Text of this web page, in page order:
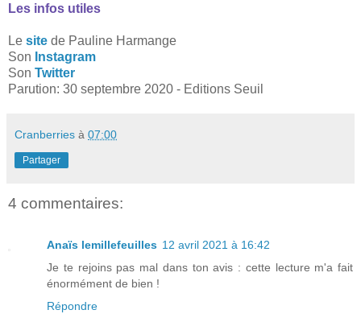
Les infos utiles
Le site de Pauline Harmange
Son Instagram
Son Twitter
Parution: 30 septembre 2020 - Editions Seuil
Cranberries à 07:00
Partager
4 commentaires:
Anaïs lemillefeuilles 12 avril 2021 à 16:42
Je te rejoins pas mal dans ton avis : cette lecture m'a fait
énormément de bien !
Répondre